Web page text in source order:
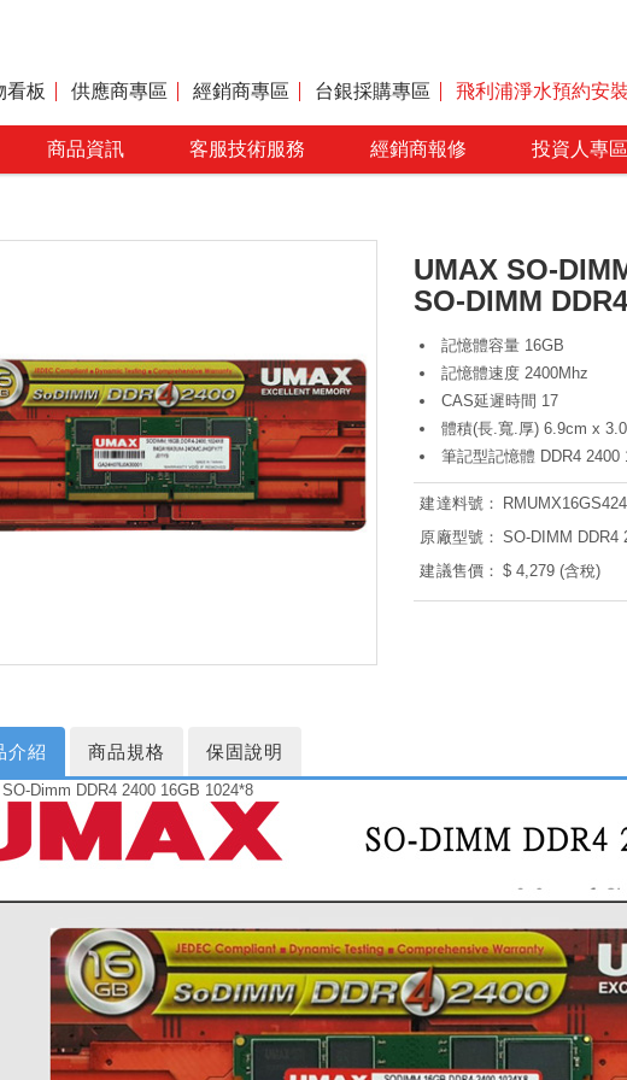
看板 供應商專區 經銷商專區 台銀採購專區 飛利浦淨水預約安
商品資訊 客服技術服務 經銷商報修 投資人專區
UMAX SO-
SO-DIMM
記憶體容量 16GB
記憶體速度 2400Mhz
CAS延遲時間 17
體積(長.寬.厚) 6.9cm x
筆記型記憶體 DDR4 2400
建達料號：
原廠型號： SO-DIMM DDR4
建議售價： $ 4,279 (含稅)
介紹 商品規格 保固說明
Dimm DDR4 2400 16GB 1024*8